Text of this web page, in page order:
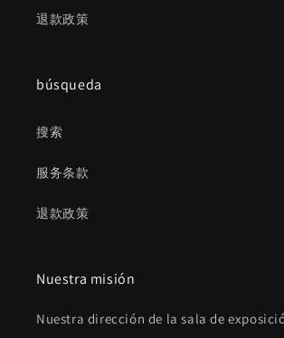
退款政策
búsqueda
搜索
服务条款
退款政策
Nuestra misión
Nuestra dirección de la sala de